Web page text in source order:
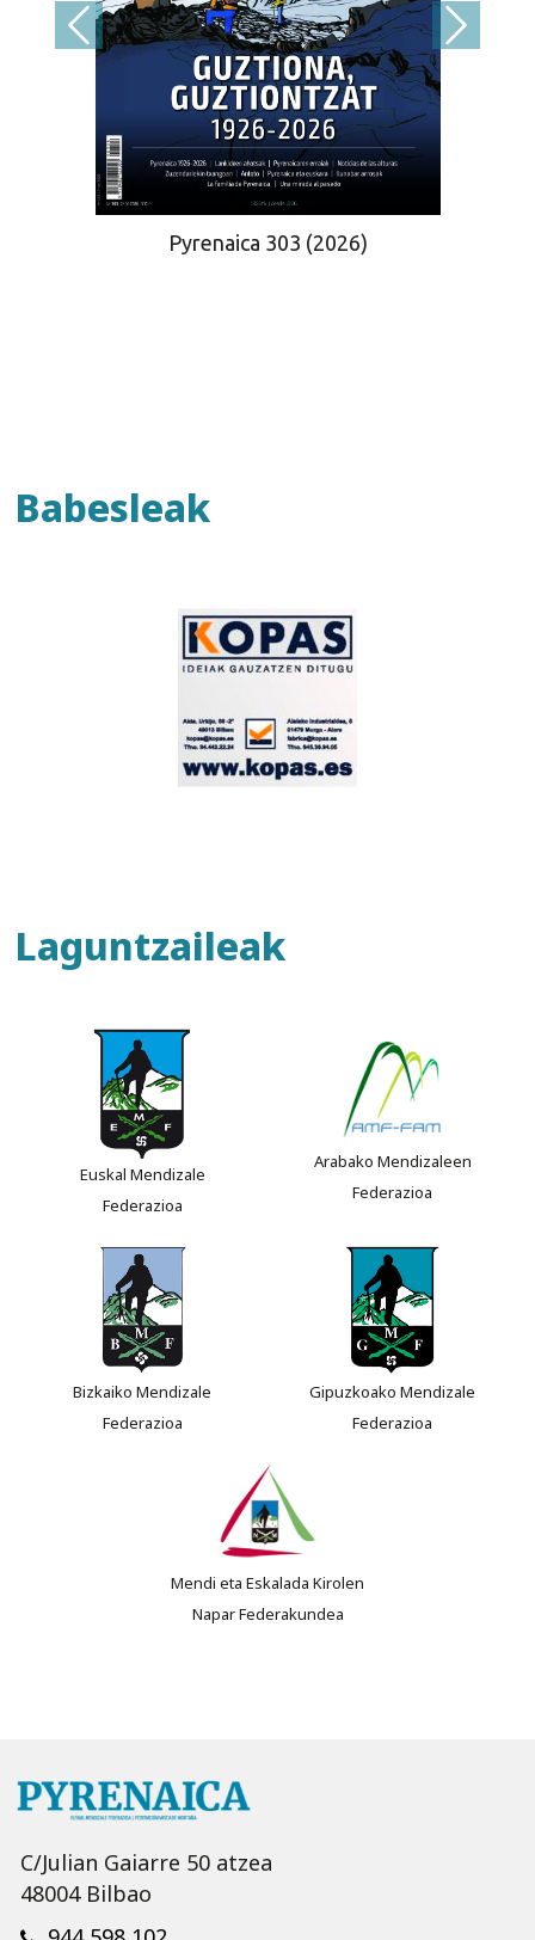
Pyrenaica 303 (2026)
Babesleak
Laguntzaileak
Euskal Mendizale
Federazioa
Arabako Mendizaleen
Federazioa
Bizkaiko Mendizale
Federazioa
Gipuzkoako Mendizale
Federazioa
Mendi eta Eskalada Kirolen
Napar Federakundea
C/Julian Gaiarre 50 atzea
48004 Bilbao